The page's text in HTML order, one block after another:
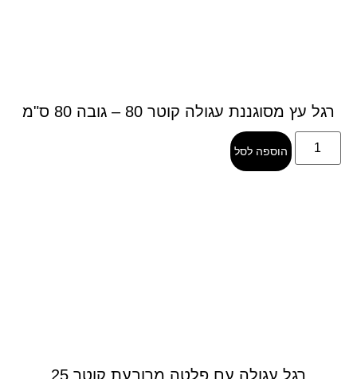
רגל עץ מסוגננת עגולה קוטר 80 – גובה 80 ס"מ
הוספה לסל
רגל עגולה עם פלטה מרובעת קוטר 25